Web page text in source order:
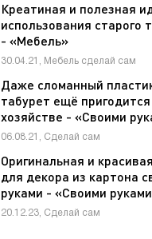
Креатиная и полезная
использования старого
- «Мебель»
30.04.21, Мебель сделай сам
Даже сломанный
табурет ещё пригодится
хозяйстве - «Своими
06.08.21, Сделай сам
Оригинальная и
для декора из картона
руками - «Своими
20.12.23, Сделай сам